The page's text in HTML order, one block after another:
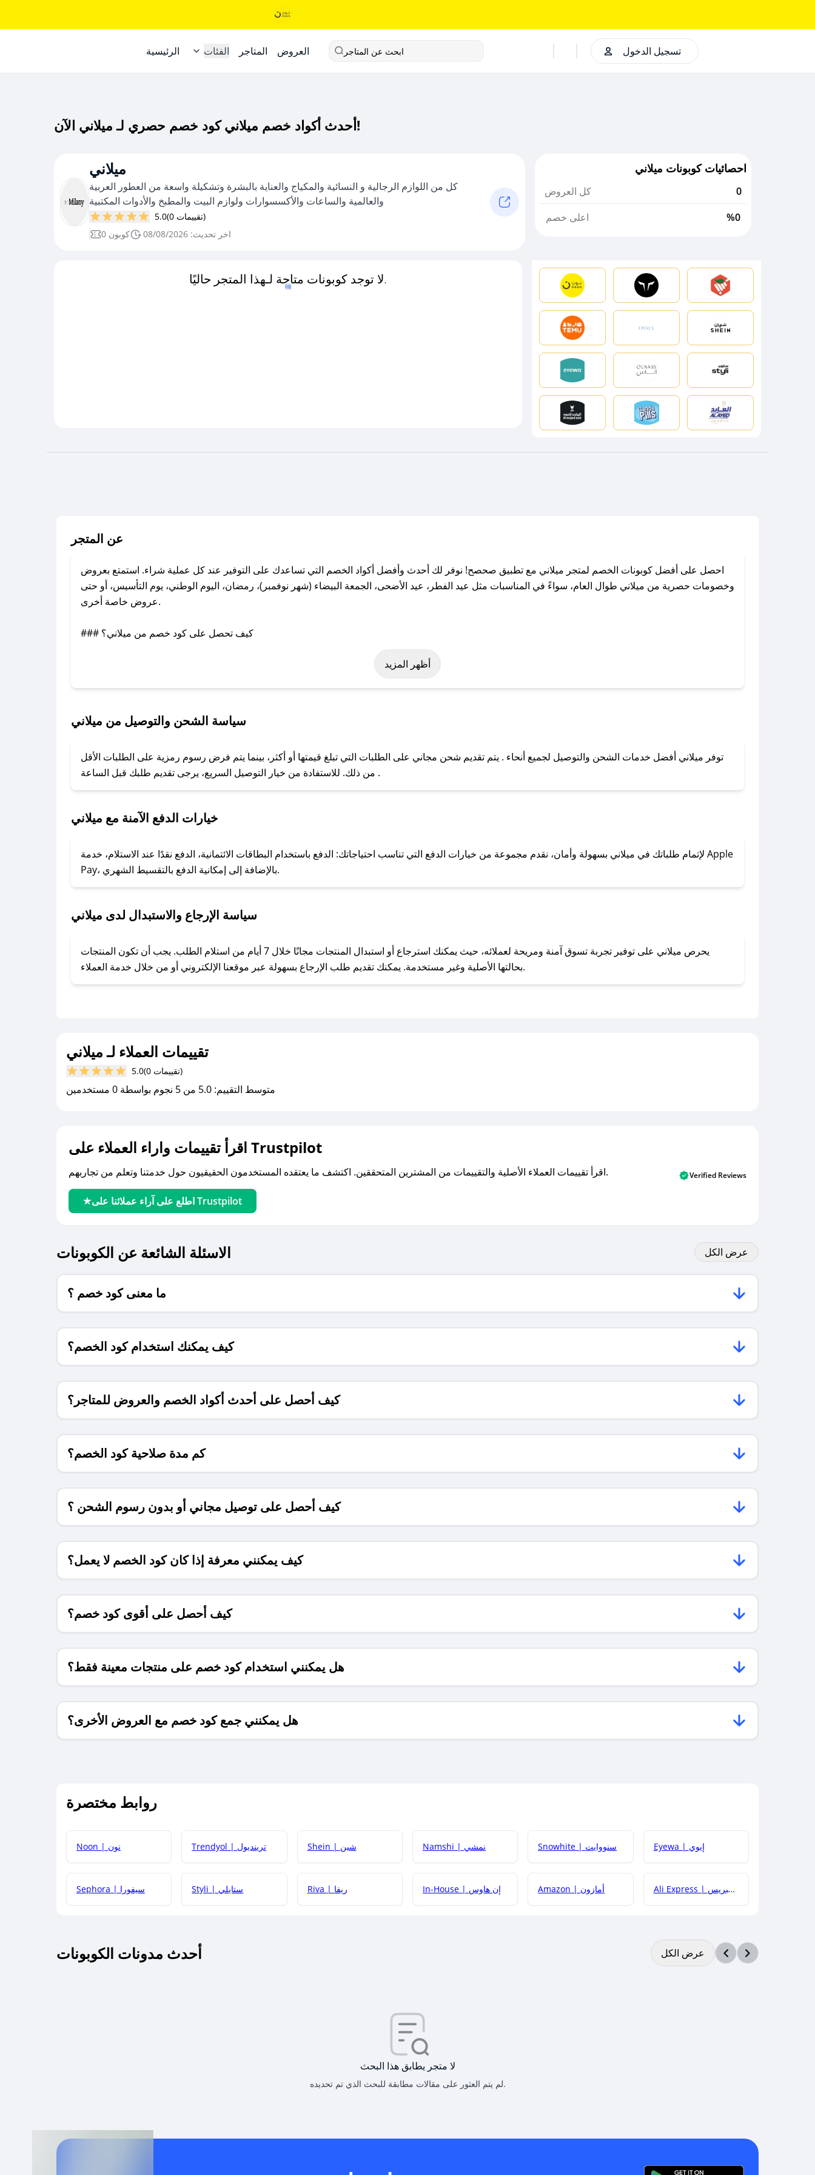
الرئيسية الفئات المتاجر العروض ابحث عن المتاجر تسجيل الدخول
أحدث أكواد خصم ميلاني كود خصم حصري لـ ميلاني الآن!
ميلاني
كل من اللوازم الرجالية و النسائية والمكياج والعناية بالبشرة وتشكيلة واسعة من العطور العربية
والعالمية والساعات والأكسسوارات ولوازم البيت والمطبخ والأدوات المكتبية
5.0
(0 تقييمات)
0 كوبون
اخر تحديث: 08/08/2026
احصائيات كوبونات ميلاني
كل العروض
0
اعلى خصم
%0
لا توجد كوبونات متاحة لـهذا المتجر حاليًا.
عن المتجر
احصل على أفضل كوبونات الخصم لمتجر ميلاني مع تطبيق صحصح! نوفر لك أحدث وأفضل أكواد الخصم التي تساعدك على التوفير عند كل عملية شراء. استمتع بعروض
وخصومات حصرية من ميلاني طوال العام، سواءً في المناسبات مثل عيد الفطر، عيد الأضحى، الجمعة البيضاء (شهر نوفمبر)، رمضان، اليوم الوطني، يوم التأسيس، أو حتى
عروض خاصة أخرى.
### كيف تحصل على كود خصم من ميلاني؟
باستخدام تطبيق صحصح، يمكنك العثور بسهولة على كود خصم ميلاني. وفي حال عدم توفر الكوبون، تواصل معنا عبر تويتر أو البريد الإلكتروني لإضافته بسرعة.
لا تقلق! يمكنك التواصل مع فريق دعم صحصح عبر الرسائل الخاصة على تويتر أو البريد الإلكتروني، وسنقوم بحل المشكلة في أسرع وقت ممكن.
### ماذا أفعل إذا لم أجد كود خصم لمتجري المفضل؟
للحصول على كوبونات وخصومات حصرية، قم بما يلي:
- اضغط على أيقونة متابعة لمتجر ميلاني في تطبيق صحصح.
- تابع حسابنا الرسمي على تويتر وقم بتفعيل زر التنبيهات.
أظهر المزيد
سياسة الشحن والتوصيل من ميلاني
توفر ميلاني أفضل خدمات الشحن والتوصيل لجميع أنحاء . يتم تقديم شحن مجاني على الطلبات التي تبلغ قيمتها أو أكثر، بينما يتم فرض رسوم رمزية على الطلبات الأقل
من ذلك. للاستفادة من خيار التوصيل السريع، يرجى تقديم طلبك قبل الساعة .
خيارات الدفع الآمنة مع ميلاني
لإتمام طلباتك في ميلاني بسهولة وأمان، نقدم مجموعة من خيارات الدفع التي تناسب احتياجاتك: الدفع باستخدام البطاقات الائتمانية، الدفع نقدًا عند الاستلام، خدمة Apple
Pay، بالإضافة إلى إمكانية الدفع بالتقسيط الشهري.
سياسة الإرجاع والاستبدال لدى ميلاني
يحرص ميلاني على توفير تجربة تسوق آمنة ومريحة لعملائه، حيث يمكنك استرجاع أو استبدال المنتجات مجانًا خلال 7 أيام من استلام الطلب. يجب أن تكون المنتجات
بحالتها الأصلية وغير مستخدمة. يمكنك تقديم طلب الإرجاع بسهولة عبر موقعنا الإلكتروني أو من خلال خدمة العملاء.
تقييمات العملاء لـ ميلاني
5.0 (0 تقييمات)
متوسط التقييم: 5.0 من 5 نجوم بواسطة 0 مستخدمين
اقرأ تقييمات واراء العملاء على Trustpilot
اقرأ تقييمات العملاء الأصلية والتقييمات من المشترين المتحققين. اكتشف ما يعتقده المستخدمون الحقيقيون حول خدمتنا وتعلم من تجاربهم.
اطلع على آراء عملائنا على Trustpilot
Verified Reviews
الاسئلة الشائعة عن الكوبونات عرض الكل
ما معنى كود خصم ؟
كيف يمكنك استخدام كود الخصم؟
كيف أحصل على أحدث أكواد الخصم والعروض للمتاجر؟
كم مدة صلاحية كود الخصم؟
كيف أحصل على توصيل مجاني أو بدون رسوم الشحن ؟
كيف يمكنني معرفة إذا كان كود الخصم لا يعمل؟
كيف أحصل على أقوى كود خصم؟
هل يمكنني استخدام كود خصم على منتجات معينة فقط؟
هل يمكنني جمع كود خصم مع العروض الأخرى؟
روابط مختصرة
Noon | نون Trendyol | ترينديول Shein | شين Namshi | نمشي Snowhite | سنووايت Eyewa | إيوي
Sephora | سيفورا Styli | ستايلي Riva | ريفا In-House | إن هاوس Amazon | أمازون Ali Express | علي إكسبريس
أحدث مدونات الكوبونات عرض الكل
لا متجر يطابق هذا البحث
لم يتم العثور على مقالات مطابقة للبحث الذي تم تحديده.